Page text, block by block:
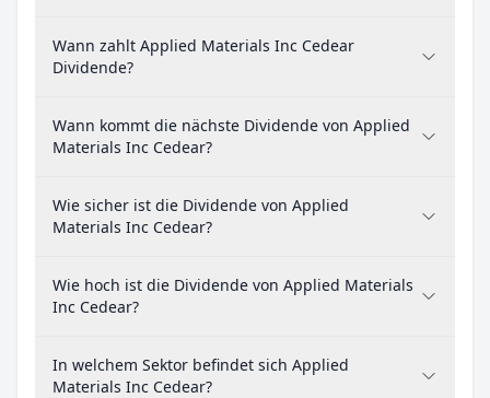
Wann zahlt Applied Materials Inc Cedear
Dividende?
Wann kommt die nächste Dividende von Applied
Materials Inc Cedear?
Wie sicher ist die Dividende von Applied
Materials Inc Cedear?
Wie hoch ist die Dividende von Applied Materials
Inc Cedear?
In welchem Sektor befindet sich Applied
Materials Inc Cedear?